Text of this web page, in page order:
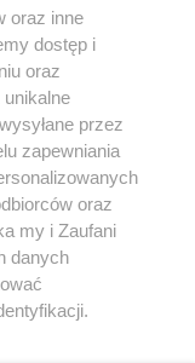
powielany i
jakikolwiek sposób (w
polu
w
użycie lub
prawa,
kary i może być
oraz inne
dostęp i
oraz
przez
zapewniania
oraz
my i Zaufani
danych